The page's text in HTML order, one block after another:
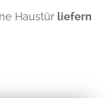
Haustür liefern